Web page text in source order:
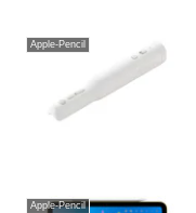
Apple-Pencil
Apple-Pencil